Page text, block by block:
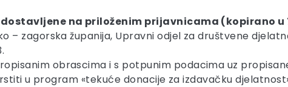
na priloženim prijavnicama (kopirano u
– zagorska županija, Upravni odjel za društvene
obrascima i s potpunim podacima uz
u program «tekuće donacije za izdavačku